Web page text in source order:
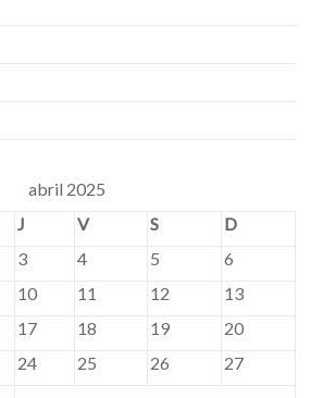
abril 2025
J V S D
3 4 5
6
10 11 12
13
17 18 19
20
24 25 26
27